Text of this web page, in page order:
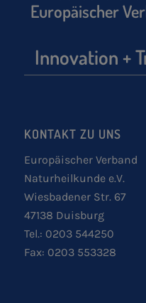
Europäischer
Innovation +
KONTAKT ZU UNS
Europäischer Verband
Naturheilkunde e.V.
Wiesbadener Str. 67
47138 Duisburg
Tel.: 0203 544250
Fax: 0203 553328